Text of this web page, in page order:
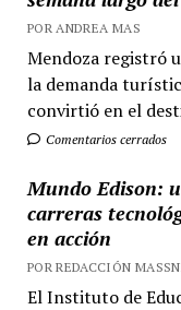
POR ANDREA MAS
Mendoza registró
la demanda
convirtió en el
Comentarios cerrados
Mundo Edison:
carreras
en acción
POR REDACCIÓN
El Instituto de